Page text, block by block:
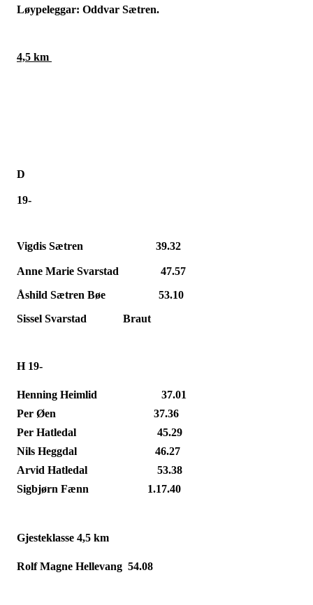
Løypeleggar: Oddvar Sætren.
4,5 km
D
19-
Vigdis Sætren 39.32
Anne Marie Svarstad
47.57
Åshild Sætren Bøe
53.10
Sissel Svarstad
Braut
H 19-
Henning Heimlid
37.01
Per Øen
37.36
Per Hatledal
45.29
Nils Heggdal
46.27
Arvid Hatledal
53.38
Sigbjørn Fænn
1.17.40
Gjesteklasse 4,5 km
Rolf Magne Hellevang 54.08